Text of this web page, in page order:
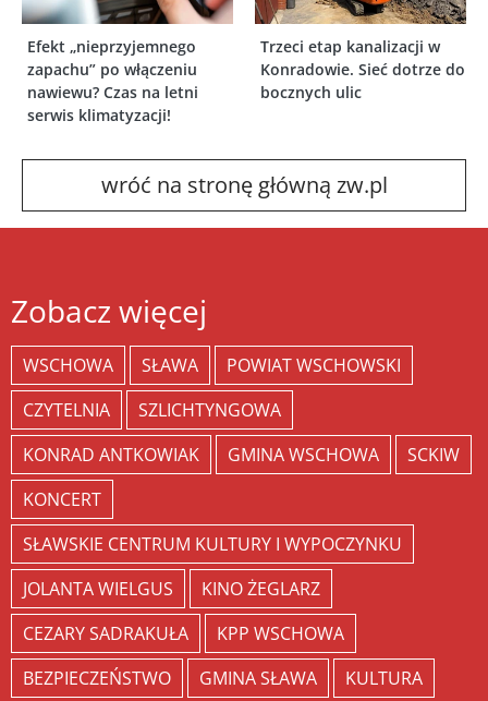
Efekt „nieprzyjemnego
zapachu” po włączeniu
nawiewu? Czas na letni
serwis klimatyzacji!
Trzeci etap kanalizacji w
Konradowie. Sieć dotrze do
bocznych ulic
wróć na stronę główną zw.pl
Zobacz więcej
WSCHOWA SŁAWA
POWIAT WSCHOWSKI
CZYTELNIA
SZLICHTYNGOWA
KONRAD ANTKOWIAK
GMINA WSCHOWA
SCKIW
KONCERT
SŁAWSKIE CENTRUM KULTURY I WYPOCZYNKU
JOLANTA WIELGUS
KINO ŻEGLARZ
CEZARY SADRAKUŁA
KPP WSCHOWA
BEZPIECZEŃSTWO
GMINA SŁAWA
KULTURA